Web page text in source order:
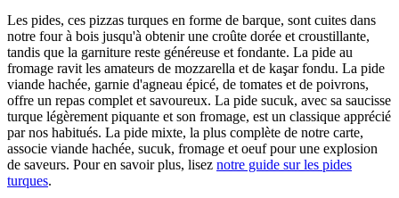
Les pides, ces pizzas turques en forme de barque, sont cuites dans
notre four à bois jusqu'à obtenir une croûte dorée et croustillante,
tandis que la garniture reste généreuse et fondante. La pide au
fromage ravit les amateurs de mozzarella et de kaşar fondu. La pide
viande hachée, garnie d'agneau épicé, de tomates et de poivrons,
offre un repas complet et savoureux. La pide sucuk, avec sa saucisse
turque légèrement piquante et son fromage, est un classique apprécié
par nos habitués. La pide mixte, la plus complète de notre carte,
associe viande hachée, sucuk, fromage et oeuf pour une explosion
de saveurs. Pour en savoir plus, lisez notre guide sur les pides
turques.